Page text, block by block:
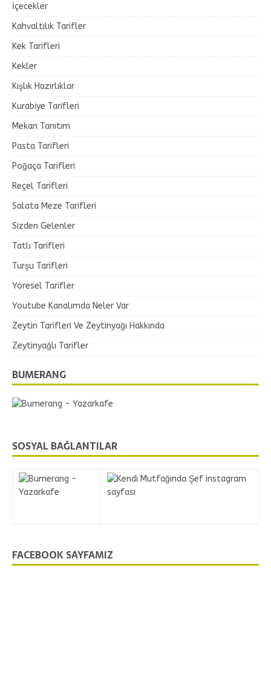
İçecekler
Kahvaltılık Tarifler
Kek Tarifleri
Kekler
Kışlık Hazırlıklar
Kurabiye Tarifleri
Mekan Tanıtım
Pasta Tarifleri
Poğaça Tarifleri
Reçel Tarifleri
Salata Meze Tarifleri
Sizden Gelenler
Tatlı Tarifleri
Turşu Tarifleri
Yöresel Tarifler
Youtube Kanalımda Neler Var
Zeytin Tarifleri Ve Zeytinyağı Hakkında
Zeytinyağlı Tarifler
BUMERANG
SOSYAL BAĞLANTILAR
FACEBOOK SAYFAMIZ